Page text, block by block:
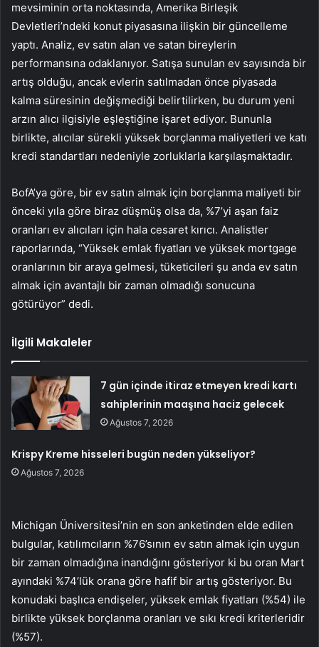
mevsiminin orta noktasında, Amerika Birleşik
Devletleri’ndeki konut piyasasına ilişkin bir güncelleme
yaptı. Analiz, ev satın alan ve satan bireylerin
performansına odaklanıyor. Satışa sunulan ev sayısında bir
artış olduğu, ancak evlerin satılmadan önce piyasada
kalma süresinin değişmediği belirtilirken, bu durum yeni
arzın alıcı ilgisiyle eşleştiğine işaret ediyor. Bununla
birlikte, alıcılar sürekli yüksek borçlanma maliyetleri ve katı
kredi standartları nedeniyle zorluklarla karşılaşmaktadır.
BofA’ya göre, bir ev satın almak için borçlanma maliyeti bir
önceki yıla göre biraz düşmüş olsa da, %7’yi aşan faiz
oranları ev alıcıları için hala cesaret kırıcı. Analistler
raporlarında, “Yüksek emlak fiyatları ve yüksek mortgage
oranlarının bir araya gelmesi, tüketicileri şu anda ev satın
almak için avantajlı bir zaman olmadığı sonucuna
götürüyor” dedi.
İlgili Makaleler
7 gün içinde itiraz etmeyen kredi kartı
sahiplerinin maaşına haciz gelecek
Ağustos 7, 2026
Krispy Kreme hisseleri bugün neden yükseliyor?
Ağustos 7, 2026
Michigan Üniversitesi’nin en son anketinden elde edilen
bulgular, katılımcıların %76’sının ev satın almak için uygun
bir zaman olmadığına inandığını gösteriyor ki bu oran Mart
ayındaki %74’lük orana göre hafif bir artış gösteriyor. Bu
konudaki başlıca endişeler, yüksek emlak fiyatları (%54) ile
birlikte yüksek borçlanma oranları ve sıkı kredi kriterleridir
(%57).